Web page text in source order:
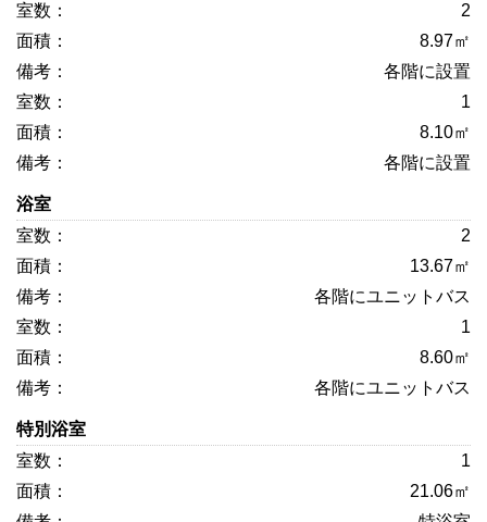
2
8.97㎡
各階に設置
1
8.10㎡
各階に設置
浴室
2
13.67㎡
各階にユニットバス
1
8.60㎡
各階にユニットバス
特別浴室
1
21.06㎡